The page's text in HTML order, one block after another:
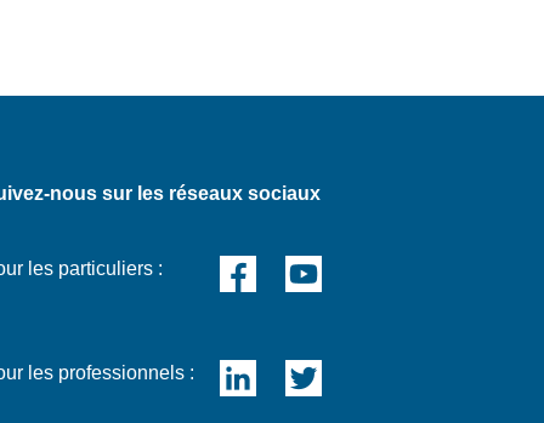
nous sur les réseaux sociaux
les particuliers :
les professionnels :